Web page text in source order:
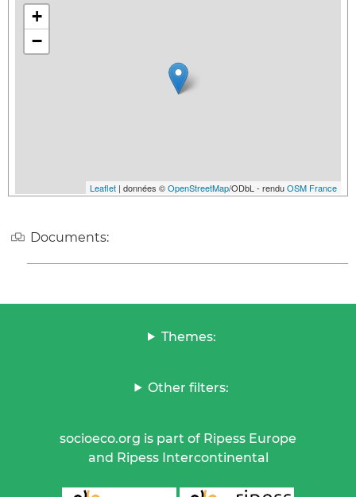
+
−
Leaflet | données ©OpenStreetMap/ODbL - renduOSM France
Documents:
Themes:
Other filters:
socioeco.org is part of Ripess Europe
and Ripess Intercontinental